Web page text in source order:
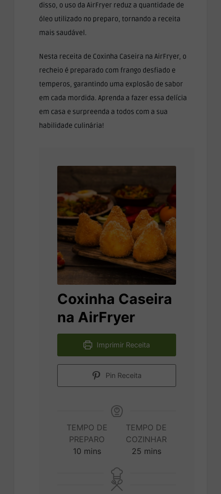
disso, o uso da AirFryer reduz a quantidade de
óleo utilizado no preparo, tornando a receita
mais saudável.
Nesta receita de Coxinha Caseira na AirFryer, o
recheio é preparado com frango desfiado e
temperos, garantindo uma explosão de sabor
em cada mordida. Aprenda a fazer essa delícia
em casa e surpreenda a todos com a sua
habilidade culinária!
Coxinha Caseira
na AirFryer
Imprimir Receita
Pin Receita
TEMPO DE
PREPARO
10minutes
mins
TEMPO DE
COZINHAR
25minutes
mins